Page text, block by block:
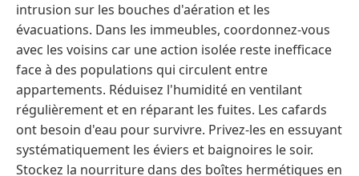
intrusion sur les bouches d'aération et les
évacuations. Dans les immeubles, coordonnez-vous
avec les voisins car une action isolée reste inefficace
face à des populations qui circulent entre
appartements. Réduisez l'humidité en ventilant
régulièrement et en réparant les fuites. Les cafards
ont besoin d'eau pour survivre. Privez-les en essuyant
systématiquement les éviers et baignoires le soir.
Stockez la nourriture dans des boîtes hermétiques en